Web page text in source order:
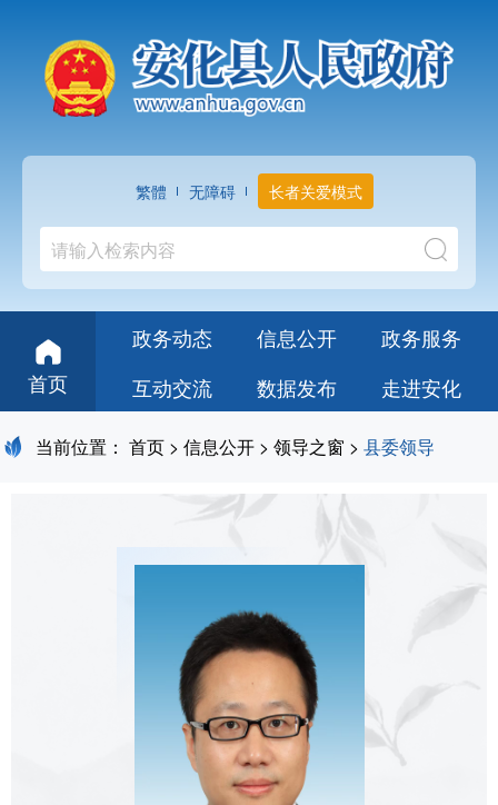
繁體 无障碍 长者关爱模式
首页
政务动态 信息公开
政务服务
互动交流
数据发布 走进安化
当前位置： 首页 > 信息公开 > 领导之窗 > 县委领导